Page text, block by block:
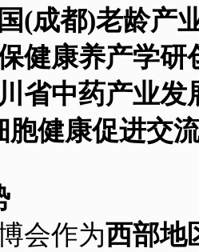
(成都)老龄产
健康养产学研
省中药产业发
胞健康促进交
会作为西部地